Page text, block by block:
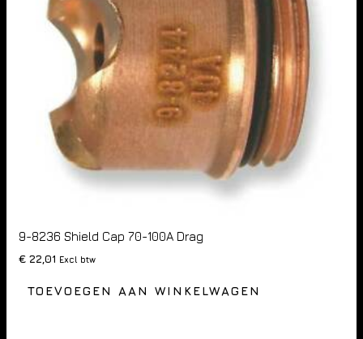
9-8236 Shield Cap 70-100A Drag
€ 22,01 Excl btw
TOEVOEGEN AAN WINKELWAGEN